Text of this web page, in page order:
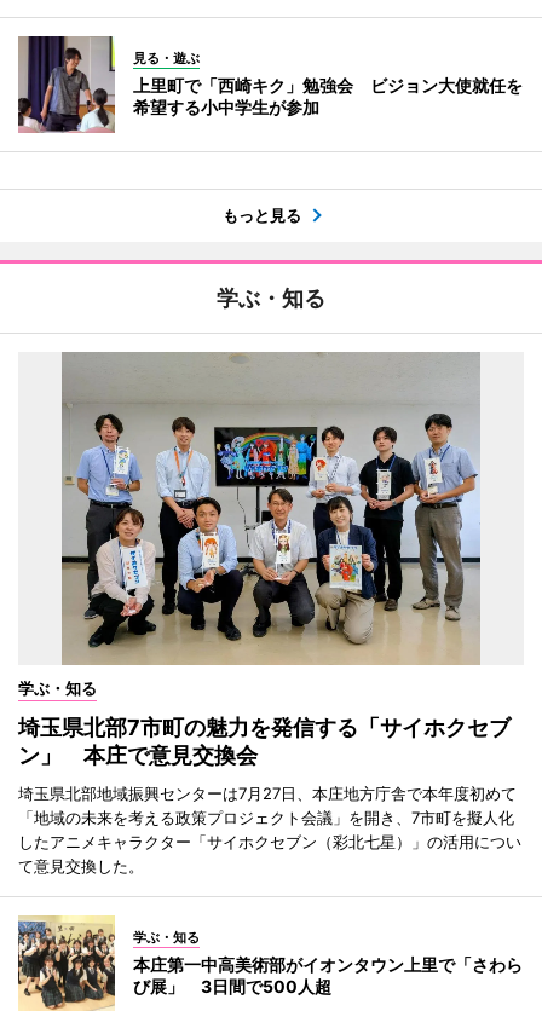
見る・遊ぶ
上里町で「西崎キク」勉強会 ビジョン大使就任を
希望する小中学生が参加
もっと見る
学ぶ・知る
学ぶ・知る
埼玉県北部7市町の魅力を発信する「サイホクセブ
ン」 本庄で意見交換会
埼玉県北部地域振興センターは7月27日、本庄地方庁舎で本年度初めて
「地域の未来を考える政策プロジェクト会議」を開き、7市町を擬人化
したアニメキャラクター「サイホクセブン（彩北七星）」の活用につい
て意見交換した。
学ぶ・知る
本庄第一中高美術部がイオンタウン上里で「さわら
び展」 3日間で500人超